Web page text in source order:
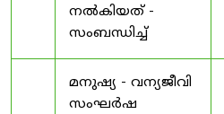
നൽകിയത് -
സംബന്ധിച്ച്
മനുഷ്യ - വന്യജീവി
സംഘർഷ